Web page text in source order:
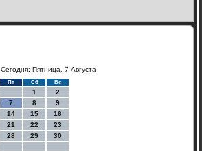
Сегодня: Пятница, 7 Августа
Пт Сб Вс
1
2
7 8
9
14 15
16
21 22
23
28 29
30